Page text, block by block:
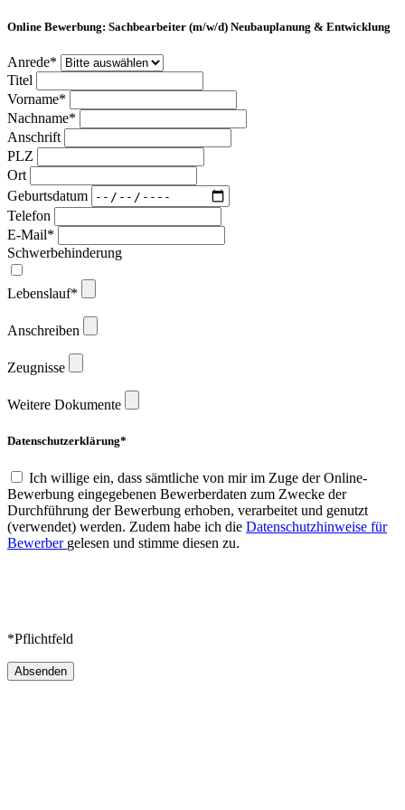
Online Bewerbung: Sachbearbeiter (m/w/d) Neubauplanung & Entwicklung
Anrede*
Titel
Vorname*
Nachname*
Anschrift
PLZ
Ort
Geburtsdatum
Telefon
E-Mail*
Schwerbehinderung
Lebenslauf*
Anschreiben
Zeugnisse
Weitere Dokumente
Datenschutzerklärung*
Ich willige ein, dass sämtliche von mir im Zuge der Online-
Bewerbung eingegebenen Bewerberdaten zum Zwecke der
Durchführung der Bewerbung erhoben, verarbeitet und genutzt
(verwendet) werden. Zudem habe ich die Datenschutzhinweise für
Bewerber gelesen und stimme diesen zu.
*Pflichtfeld
Absenden